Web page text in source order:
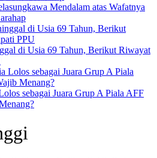
Mendalam atas Wafatnya
di Usia 69 Tahun, Berikut Riwayat
sebagai Juara Grup A Piala AFF